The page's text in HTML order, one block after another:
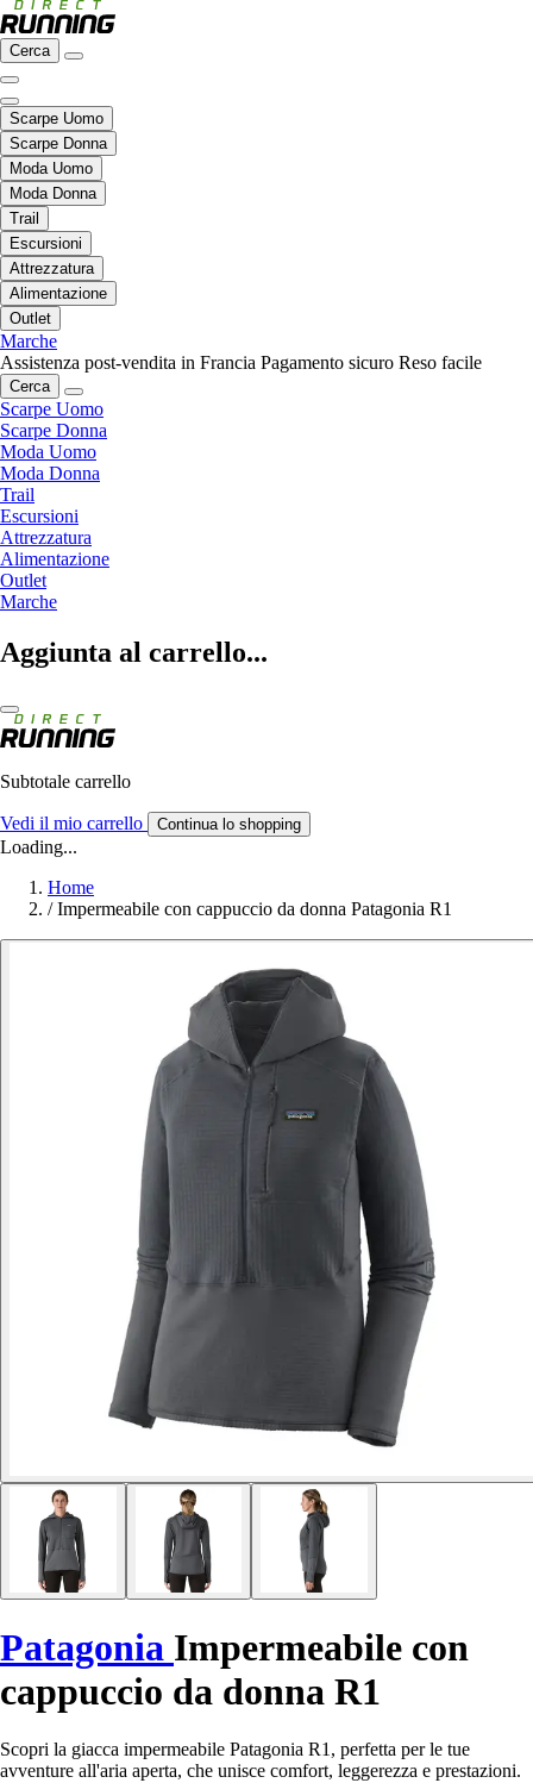
Cerca
Scarpe Uomo
Scarpe Donna
Moda Uomo
Moda Donna
Trail
Escursioni
Attrezzatura
Alimentazione
Outlet
Marche
Assistenza post-vendita in Francia Pagamento sicuro Reso facile
Cerca
Scarpe Uomo
Scarpe Donna
Moda Uomo
Moda Donna
Trail
Escursioni
Attrezzatura
Alimentazione
Outlet
Marche
Aggiunta al carrello...
Subtotale carrello
Vedi il mio carrello Continua lo shopping
Loading...
Home
/ Impermeabile con cappuccio da donna Patagonia R1
Patagonia Impermeabile con
cappuccio da donna R1
Scopri la giacca impermeabile Patagonia R1, perfetta per le tue
avventure all'aria aperta, che unisce comfort, leggerezza e prestazioni.